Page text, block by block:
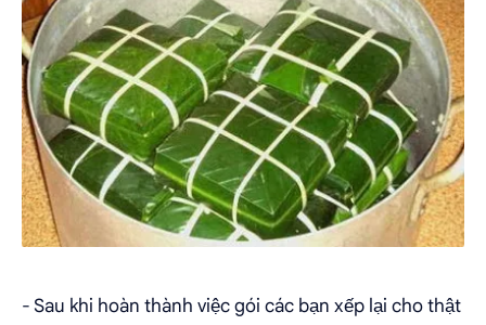
- Sau khi hoàn thành việc gói các bạn xếp lại cho thật